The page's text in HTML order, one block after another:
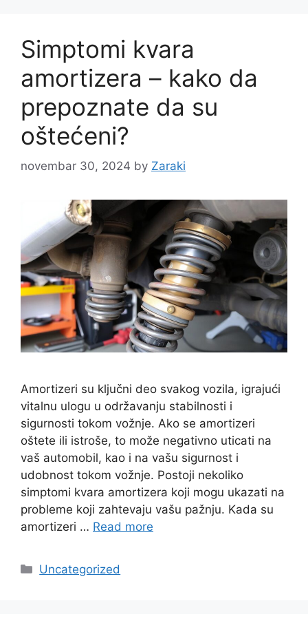
Simptomi kvara
amortizera – kako da
prepoznate da su
oštećeni?
novembar 30, 2024 by Zaraki
Amortizeri su ključni deo svakog vozila, igrajući
vitalnu ulogu u održavanju stabilnosti i
sigurnosti tokom vožnje. Ako se amortizeri
oštete ili istroše, to može negativno uticati na
vaš automobil, kao i na vašu sigurnost i
udobnost tokom vožnje. Postoji nekoliko
simptomi kvara amortizera koji mogu ukazati na
probleme koji zahtevaju vašu pažnju. Kada su
amortizeri … Read more
Categories
Uncategorized